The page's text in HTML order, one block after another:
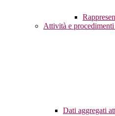
Attività e procedimenti
Dati aggregati